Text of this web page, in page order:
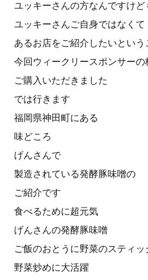
ユッキーさんの方なんですけど
ユッキーさんご自身ではなくて
あるお店をご紹介したいという
今回ウィークリースポンサーの
ご購入いただきました
では行きます
福岡県神田町にある
味どころ
げんさんで
製造されている発酵豚味噌の
ご紹介です
食べるために超元気
げんさんの発酵豚味噌
ご飯のおとうに野菜のスティッ
野菜炒めに大活躍